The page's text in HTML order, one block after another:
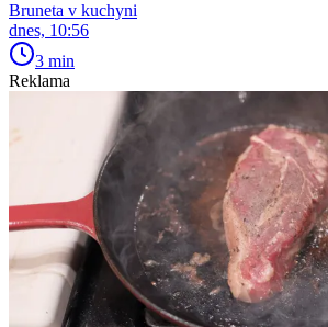
Bruneta v kuchyni
dnes, 10:56
3 min
Reklama